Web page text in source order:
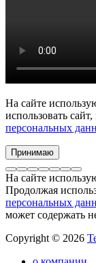
На сайте
использовать
персональных
Принимаю
На сайте
Продолжая
персональных
может содержать
Copyright © 2026